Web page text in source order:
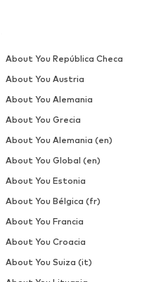
About You República Checa
About You Austria
About You Alemania
About You Grecia
About You Alemania (en)
About You Global (en)
About You Estonia
About You Bélgica (fr)
About You Francia
About You Croacia
About You Suiza (it)